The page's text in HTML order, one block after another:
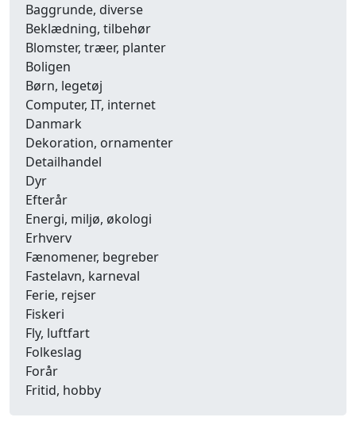
Baggrunde, diverse
Beklædning, tilbehør
Blomster, træer, planter
Boligen
Børn, legetøj
Computer, IT, internet
Danmark
Dekoration, ornamenter
Detailhandel
Dyr
Efterår
Energi, miljø, økologi
Erhverv
Fænomener, begreber
Fastelavn, karneval
Ferie, rejser
Fiskeri
Fly, luftfart
Folkeslag
Forår
Fritid, hobby